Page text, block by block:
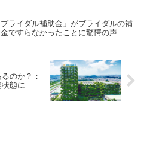
ブライダル補助金」がブライダルの補
ですらなかったことに驚愕の声
のか？：
態に